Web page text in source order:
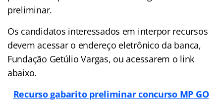
preliminar.
Os candidatos interessados em interpor recursos
devem acessar o endereço eletrônico da banca,
Fundação Getúlio Vargas, ou acessarem o link
abaixo.
Recurso gabarito preliminar concurso MP GO